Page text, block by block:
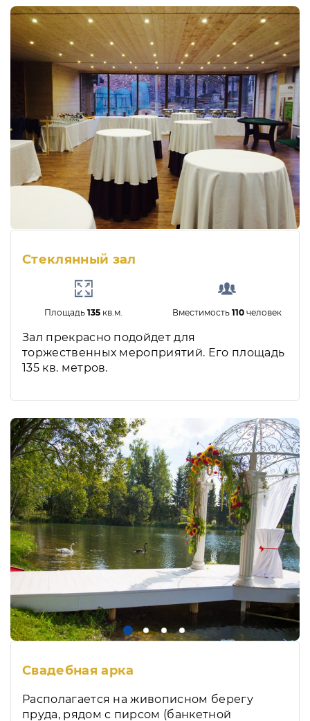
Стеклянный зал
Площадь135 кв.м. Вместимость110 человек
Зал прекрасно подойдет для
торжественных мероприятий. Его площадь
135 кв. метров.
Свадебная арка
Располагается на живописном берегу
пруда, рядом с пирсом (банкетной